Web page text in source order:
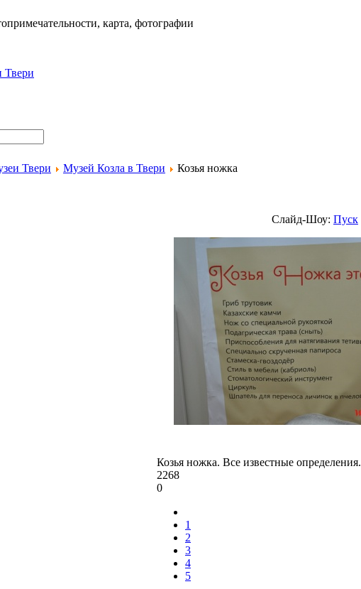
карта, фотографии
Твери
Твери Музей Козла в Твери
Козья ножка
Слайд-Шоу: Пуск
Козья ножка. Все известные определения.
2268
0
1
2
3
4
5